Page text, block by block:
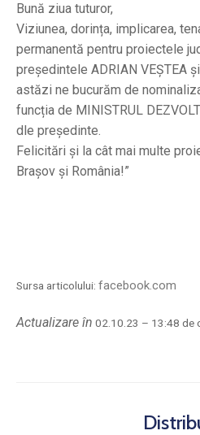
Bună ziua tuturor,
Viziunea, dorința, implicarea,
permanentă pentru proiectele
președintele ADRIAN VEȘTEA
astăzi ne bucurăm de
funcția de MINISTRUL
dle președinte.
Felicitări și la cât mai multe
Brașov și România!”
Sursa articolului: facebook.com
Actualizare în 02.10.23 – 13:48 de